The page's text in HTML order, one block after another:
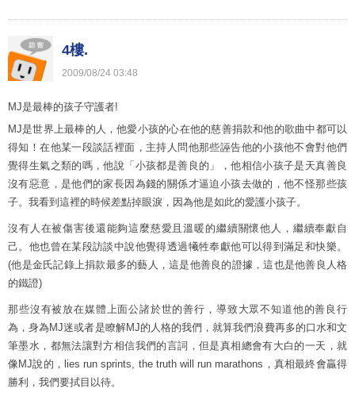
4樓.
2009/08/24 03:48
MJ是最棒的孩子守護者!
MJ是世界上最棒的人，他愛小孩的心在他的慈善捐款和他的歌曲中都可以
得知！在他某一段談話裡面，主持人問他那些誣告他的小孩他不會對他們
覺得生氣之類的嗎，他說「小孩都是善良的」，他相信小孩子是天真善良
沒有惡意，是他們的家長因為錢的關係才逼迫小孩去做的，他不怪那些孩
子。我看到這裡的時候差點掉眼淚，因為他是如此的愛護小孩子。
沒有人在被傷害後還能夠這麼慈愛且溫暖的繼續關懷他人，繼續奉獻自
己。他也曾在某段訪談中說他覺得透過犧牲奉獻他可以得到滿足和快樂。
(他是金氏記錄上捐款最多的藝人，這是他善良的證據，這也是他善良人格
的鐵證)
那些沒有被放在媒體上面公諸於世的善行，導致大眾不知道他的善良行
為，身為MJ迷或者是瞭解MJ的人格的我們，就算我們浪費再多的口水和文
筆墨水，都無法讓對方相信我們的言詞，但是真相總會有大白的一天，就
像MJ說的，lies run sprints, the truth will run marathons，真相最終會贏得
勝利，我們要拭目以待。